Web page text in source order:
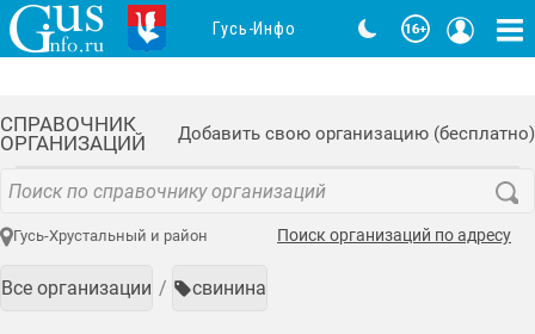
СПРАВОЧНИК
ОРГАНИЗАЦИЙ
Добавить свою организацию (бесплатно)
Гусь-Хрустальный и район Поиск организаций по адресу
Все организации свинина
Гусь-Инфо